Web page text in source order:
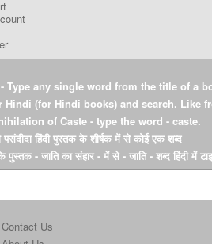
- Type any single word from the title of a
Hindi (for Hindi books) and search. Like
of Caste - type the word - caste.
पसंदीदा हिंदी पुस्तक के शीर्षक में से कोई एक शब्द
- जाति का संहार - में से - जाति - शब्द हिंदी में
Contact Us